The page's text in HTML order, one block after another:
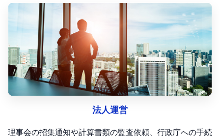
法人運営
理事会の招集通知や計算書類の監査依頼、行政庁への手続